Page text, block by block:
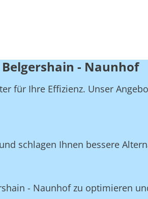
- Naunhof
für Ihre Effizienz. Unser
schlagen Ihnen bessere
- Naunhof zu optimieren